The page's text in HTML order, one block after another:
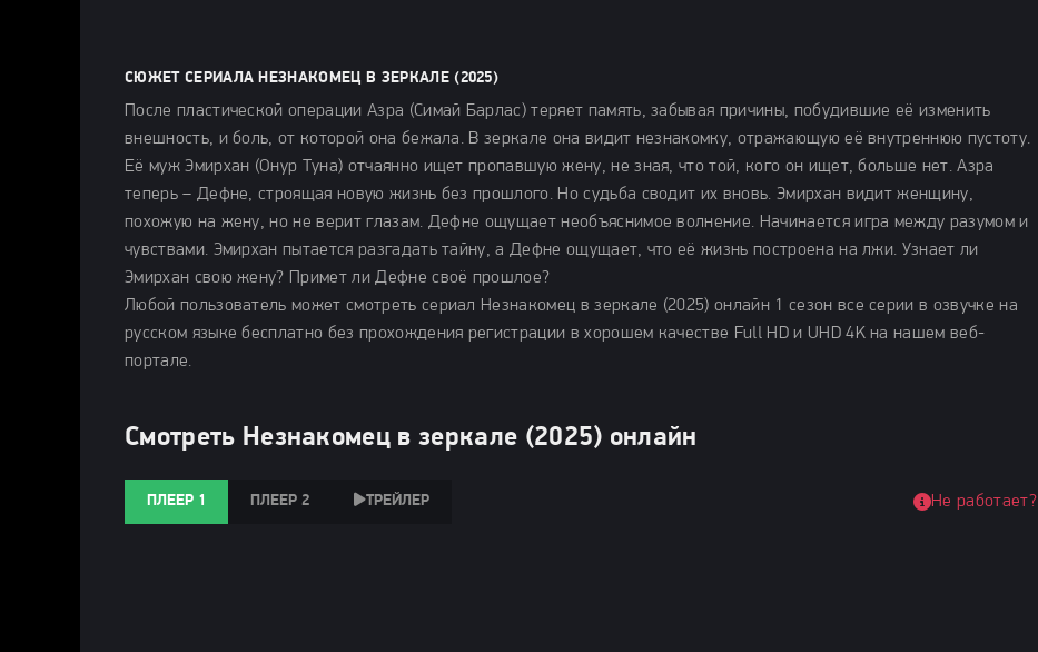
СЮЖЕТ СЕРИАЛА НЕЗНАКОМЕЦ В ЗЕРКАЛЕ (2025)
После пластической операции Азра (Симай Барлас) теряет память, забывая причины, побудившие её изменить
внешность, и боль, от которой она бежала. В зеркале она видит незнакомку, отражающую её внутреннюю пустоту.
Её муж Эмирхан (Онур Туна) отчаянно ищет пропавшую жену, не зная, что той, кого он ищет, больше нет. Азра
теперь – Дефне, строящая новую жизнь без прошлого. Но судьба сводит их вновь. Эмирхан видит женщину,
похожую на жену, но не верит глазам. Дефне ощущает необъяснимое волнение. Начинается игра между разумом и
чувствами. Эмирхан пытается разгадать тайну, а Дефне ощущает, что её жизнь построена на лжи. Узнает ли
Эмирхан свою жену? Примет ли Дефне своё прошлое?
Любой пользователь может смотреть сериал Незнакомец в зеркале (2025) онлайн 1 сезон все серии в озвучке на
русском языке бесплатно без прохождения регистрации в хорошем качестве Full HD и UHD 4K на нашем веб-
портале.
Смотреть Незнакомец в зеркале (2025) онлайн
ПЛЕЕР 1 ПЛЕЕР 2 ТРЕЙЛЕР Не работает?